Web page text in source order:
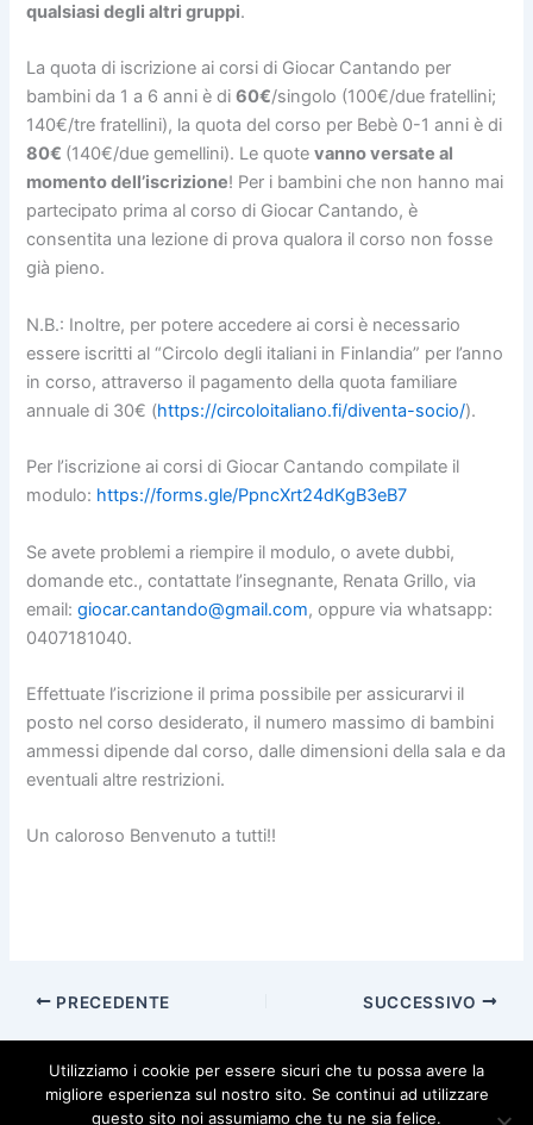
qualsiasi degli altri gruppi.
La quota di iscrizione ai corsi di Giocar Cantando per
bambini da 1 a 6 anni è di60€/singolo (100€/due fratellini;
140€/tre fratellini), la quota del corso per Bebè 0-1 anni è di
80€ (140€/due gemellini). Le quotevanno versate al
momento dell’iscrizione! Per i bambini che non hanno mai
partecipato prima al corso di Giocar Cantando, è
consentita una lezione di prova qualora il corso non fosse
già pieno.
N.B.: Inoltre, per potere accedere ai corsi è necessario
essere iscritti al “Circolo degli italiani in Finlandia” per l’anno
in corso, attraverso il pagamento della quota familiare
annuale di 30€ (https://circoloitaliano.fi/diventa-socio/).
Per l’iscrizione ai corsi di Giocar Cantando compilate il
modulo: https://forms.gle/PpncXrt24dKgB3eB7
Se avete problemi a riempire il modulo, o avete dubbi,
domande etc., contattate l’insegnante, Renata Grillo, via
email:giocar.cantando@gmail.com, oppure via whatsapp:
0407181040.
Effettuate l’iscrizione il prima possibile per assicurarvi il
posto nel corso desiderato, il numero massimo di bambini
ammessi dipende dal corso, dalle dimensioni della sala e da
eventuali altre restrizioni.
Un caloroso Benvenuto a tutti!!
PRECEDENTE SUCCESSIVO
Utilizziamo i cookie per essere sicuri che tu possa avere la
migliore esperienza sul nostro sito. Se continui ad utilizzare
questo sito noi assumiamo che tu ne sia felice.